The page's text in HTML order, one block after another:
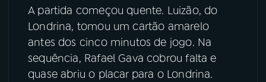
Instagram X
TikTok
A partida começou quente. Luizão, do
Londrina, tomou um cartão amarelo
antes dos cinco minutos de jogo. Na
sequência, Rafael Gava cobrou falta e
quase abriu o placar para o Londrina.